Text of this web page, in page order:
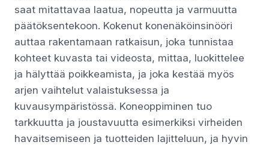
saat mitattavaa laatua, nopeutta ja varmuutta
päätöksentekoon. Kokenut konenäköinsinööri
auttaa rakentamaan ratkaisun, joka tunnistaa
kohteet kuvasta tai videosta, mittaa, luokittelee
ja hälyttää poikkeamista, ja joka kestää myös
arjen vaihtelut valaistuksessa ja
kuvausympäristössä. Koneoppiminen tuo
tarkkuutta ja joustavuutta esimerkiksi virheiden
havaitsemiseen ja tuotteiden lajitteluun, ja hyvin